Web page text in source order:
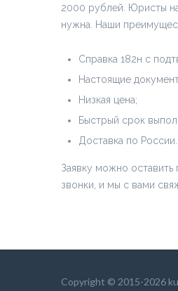
2000 рублей. Юристы
нужна. Наши
Справка 182н с
Настоящие
Низкая цена;
Быстрый срок
Доставка по России.
Заявку можно оставить
звонки, и мы с вами
Copyright © 2015-2026